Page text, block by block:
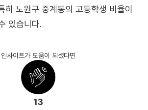
히 노원구 중계동의 고등학생 비율이
있습니다.
인사이트가 도움이 되셨다면
13